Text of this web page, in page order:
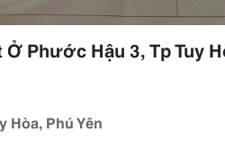
Phước Hậu 3, Tp Tuy
Hòa, Phú Yên